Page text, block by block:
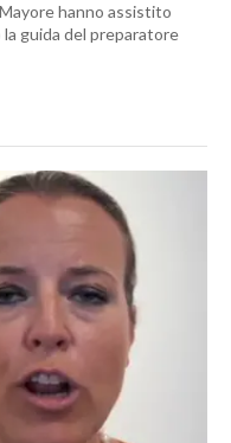
hanno assistito
guida del preparatore